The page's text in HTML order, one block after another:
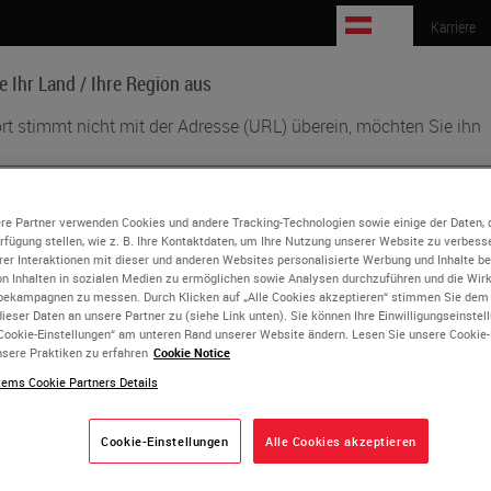
Ihr Land / Ihre Region aus
stimmt nicht mit der Adresse (URL) überein, möchten Sie ihn
Land/jede Region kann seine eigenen behördlichen Anforderungen und
Praktiken haben. Die Informationen in den einzelnen
Website sind spezifisch und gelten nur für dieses Land/diese Region.
(ist aber nicht beschränkt auf) alle Produktdetails/Verfügbarkeit,
Preise und Werbeaktionen.
JA oder Nein
Karriere
Biowissenschaften Weiterbildung Beratung
A. Kargas
MBA, FACHE
A. Kargas is the current Director, Surgical Pathology at CSI
at University of Wisconsin-Madison and his AP
LA., CA. Dr. Kargas is highly involved in improving
molecular testing of solid tumors including carcinomas
diagnostic cases, MMRP, MSI PCR testing,
carcinoma, and providing solutions to anatomic
Partner verwenden Cookies und andere Tracking-Technologien sowie einige der Daten,
stellen, wie z. B. Ihre Kontaktdaten, um Ihre Nutzung unserer Website zu
Interaktionen mit dieser und anderen Websites personalisierte Werbung und Inhalte
Inhalten in sozialen Medien zu ermöglichen sowie Analysen durchzuführen und die
zu messen. Durch Klicken auf „Alle Cookies akzeptieren“ stimmen Sie
Daten an unsere Partner zu (siehe Link unten). Sie können Ihre
Einstellungen“ am unteren Rand unserer Website ändern. Lesen Sie unsere
Praktiken zu erfahren Cookie Notice
Cookie Partners Details
Cookie-Einstellungen Alle Cookies akzeptieren